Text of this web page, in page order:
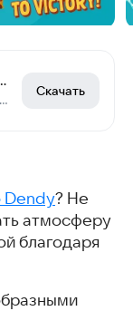
аркада на Android
Легендарная игра: 680+ уровней, офлайн, бесплатно
Скачать
Dendy? Не
атмосферу
благодаря